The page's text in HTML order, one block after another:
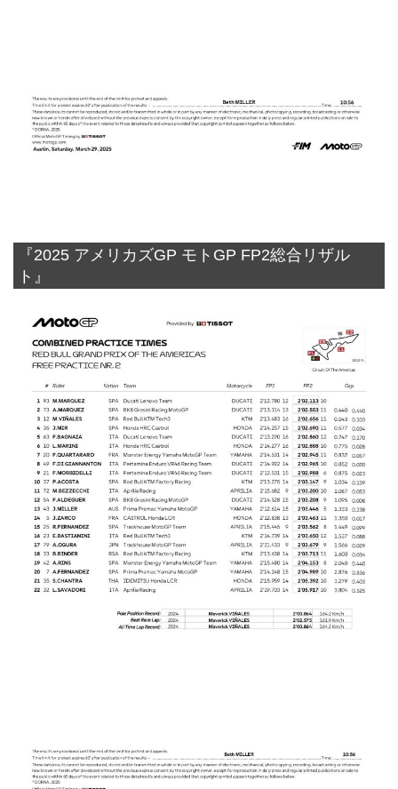
『2025 アメリカズGP モトGP FP2総合リザル
ト』